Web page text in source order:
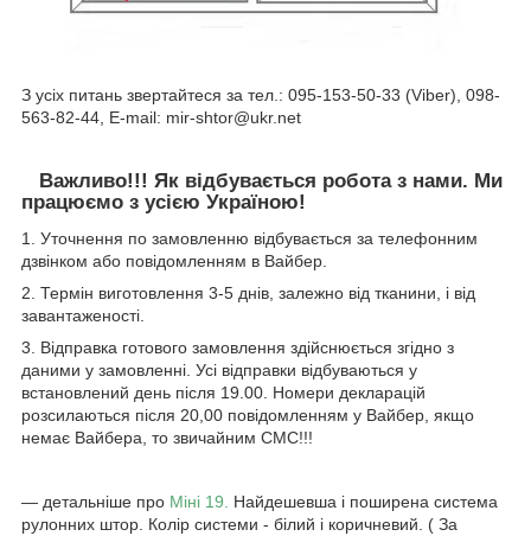
З усіх питань звертайтеся за тел.: 095-153-50-33 (Viber), 098-
563-82-44, E-mail: mir-shtor@ukr.net
Важливо!!! Як відбувається робота з нами. Ми
працюємо з усією Україною!
1. Уточнення по замовленню відбувається за телефонним
дзвінком або повідомленням в Вайбер.
2. Термін виготовлення 3-5 днів, залежно від тканини, і від
завантаженості.
3. Відправка готового замовлення здійснюється згідно з
даними у замовленні. Усі відправки відбуваються у
встановлений день після 19.00. Номери декларацій
розсилаються після 20,00 повідомленням у Вайбер, якщо
немає Вайбера, то звичайним СМС!!!
― детальніше про Міні 19. Найдешевша і поширена система
рулонних штор. Колір системи - білий і коричневий. ( За